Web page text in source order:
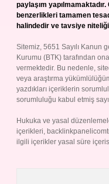
paylaşım
benzerlikleri tamamen
halindedir ve tavsiye
Sitemiz, 5651 Sayılı Kanun
Kurumu (BTK) tarafından
vermektedir. Bu nedenle,
veya araştırma
yazdıkları içeriklerin
sorumluluğu kabul etmiş
Hukuka ve yasal
içerikleri,
ilgili içerikler yasal süre